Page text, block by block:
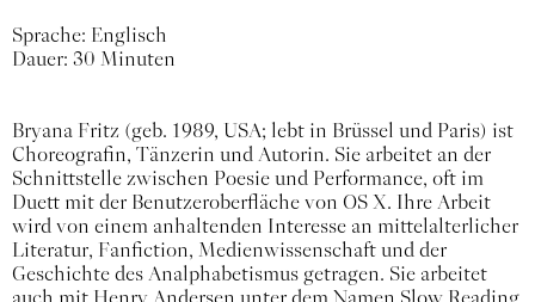
Sprache: Englisch
Dauer: 30 Minuten
Bryana Fritz (geb. 1989, USA; lebt in Brüssel und Paris) ist
Choreografin, Tänzerin und Autorin. Sie arbeitet an der
Schnittstelle zwischen Poesie und Performance, oft im
Duett mit der Benutzeroberfläche von OS X. Ihre Arbeit
wird von einem anhaltenden Interesse an mittelalterlicher
Literatur, Fanfiction, Medienwissenschaft und der
Geschichte des Analphabetismus getragen. Sie arbeitet
auch mit Henry Andersen unter dem Namen Slow Reading